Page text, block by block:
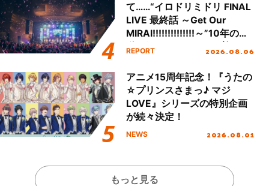
て……“イロドリミドリ FINAL
LIVE 最終話 ～Get Our
MIRAI!!!!!!!!!!!!!!～”10年の活
動を経てファイナルを迎える
REPORT 2026.08.06
アニメ15周年記念！『うたの
☆プリンスさまっ♪ マジ
LOVE』シリーズの特別企画
が続々決定！
NEWS 2026.08.01
もっと見る